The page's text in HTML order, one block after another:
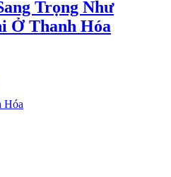
Trọng Như
Ở Thanh Hóa
Hóa